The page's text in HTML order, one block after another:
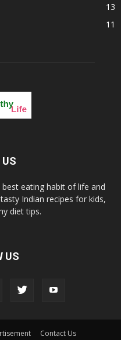
13
11
eating habit of life and
Indian recipes for kids,
diet tips.
US
Contact Us